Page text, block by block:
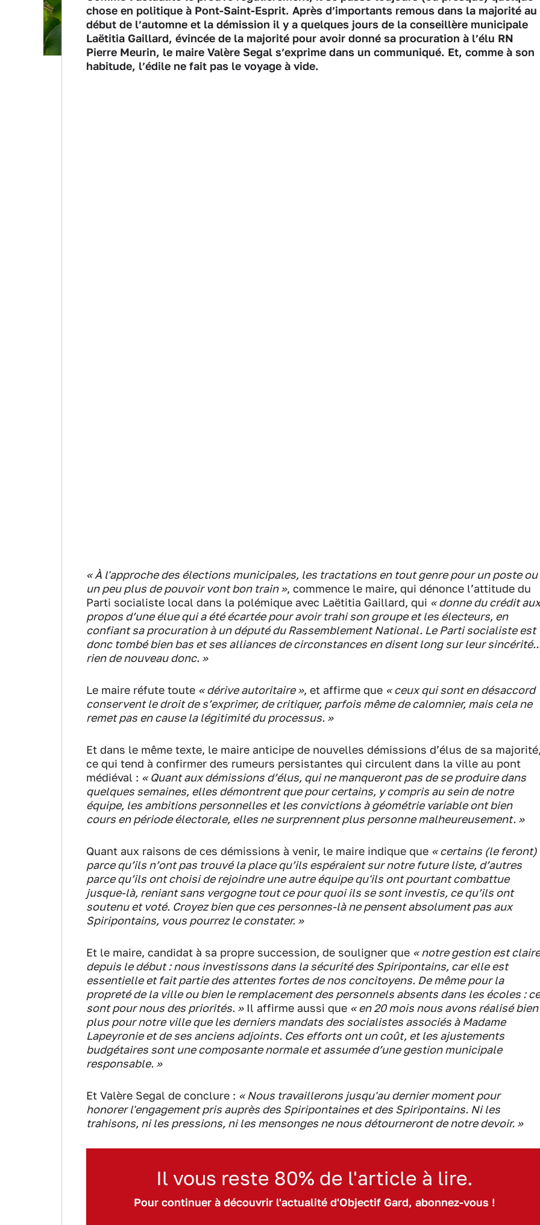
chose en politique à Pont-Saint-Esprit. Après d’importants remous dans la majorité au
début de l’automne et la démission il y a quelques jours de la conseillère municipale
Laëtitia Gaillard, évincée de la majorité pour avoir donné sa procuration à l’élu RN
Pierre Meurin, le maire Valère Segal s’exprime dans un communiqué. Et, comme à son
habitude, l’édile ne fait pas le voyage à vide.
« À l'approche des élections municipales, les tractations en tout genre pour un poste ou
un peu plus de pouvoir vont bon train », commence le maire, qui dénonce l’attitude du
Parti socialiste local dans la polémique avec Laëtitia Gaillard, qui « donne du crédit aux
propos d’une élue qui a été écartée pour avoir trahi son groupe et les électeurs, en
confiant sa procuration à un député du Rassemblement National. Le Parti socialiste est
donc tombé bien bas et ses alliances de circonstances en disent long sur leur
rien de nouveau donc. »
Le maire réfute toute « dérive autoritaire », et affirme que « ceux qui sont en désaccord
conservent le droit de s’exprimer, de critiquer, parfois même de calomnier, mais cela ne
remet pas en cause la légitimité du processus. »
Et dans le même texte, le maire anticipe de nouvelles démissions d’élus de sa
ce qui tend à confirmer des rumeurs persistantes qui circulent dans la ville au pont
médiéval : « Quant aux démissions d’élus, qui ne manqueront pas de se produire dans
quelques semaines, elles démontrent que pour certains, y compris au sein de notre
équipe, les ambitions personnelles et les convictions à géométrie variable ont bien
cours en période électorale, elles ne surprennent plus personne malheureusement. »
Quant aux raisons de ces démissions à venir, le maire indique que « certains (le feront)
parce qu’ils n’ont pas trouvé la place qu’ils espéraient sur notre future liste, d’autres
parce qu’ils ont choisi de rejoindre une autre équipe qu'ils ont pourtant combattue
jusque-là, reniant sans vergogne tout ce pour quoi ils se sont investis, ce qu’ils ont
soutenu et voté. Croyez bien que ces personnes-là ne pensent absolument pas aux
Spiripontains, vous pourrez le constater. »
Et le maire, candidat à sa propre succession, de souligner que « notre gestion est claire
depuis le début : nous investissons dans la sécurité des Spiripontains, car elle est
essentielle et fait partie des attentes fortes de nos concitoyens. De même pour la
propreté de la ville ou bien le remplacement des personnels absents dans les écoles : ce
sont pour nous des priorités. »Il affirme aussi que « en 20 mois nous avons réalisé bien
plus pour notre ville que les derniers mandats des socialistes associés à Madame
Lapeyronie et de ses anciens adjoints. Ces efforts ont un coût, et les ajustements
budgétaires sont une composante normale et assumée d’une gestion municipale
responsable. »
Et Valère Segal de conclure : « Nous travaillerons jusqu'au dernier moment pour
honorer l'engagement pris auprès des Spiripontaines et des Spiripontains. Ni les
trahisons, ni les pressions, ni les mensonges ne nous détourneront de notre devoir. »
Il vous reste 80% de l'article à lire.
Pour continuer à découvrir l'actualité d'Objectif Gard, abonnez-vous !